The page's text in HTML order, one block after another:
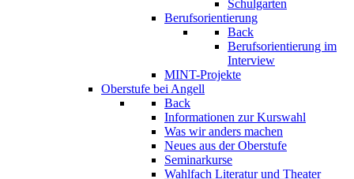
Schulgarten
Berufsorientierung
Back
Berufsorientierung im
Interview
MINT-Projekte
Oberstufe bei Angell
Back
Informationen zur Kurswahl
Was wir anders machen
Neues aus der Oberstufe
Seminarkurse
Wahlfach Literatur und Theater